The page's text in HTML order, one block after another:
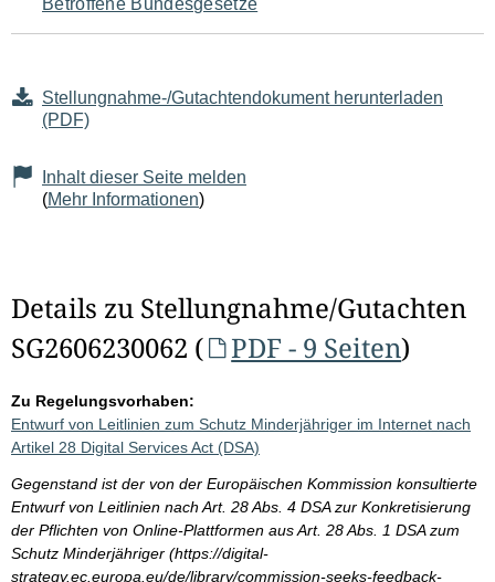
Seiteninhalt
Betroffene Bundesgesetze
Stellungnahme-/Gutachtendokument herunterladen
(PDF)
Inhalt dieser Seite melden
(Mehr Informationen)
Details zu Stellungnahme/Gutachten
SG2606230062 (
PDF - 9 Seiten)
Zu Regelungsvorhaben:
Entwurf von Leitlinien zum Schutz Minderjähriger im Internet nach
Artikel 28 Digital Services Act (DSA)
Gegenstand ist der von der Europäischen Kommission konsultierte
Entwurf von Leitlinien nach Art. 28 Abs. 4 DSA zur Konkretisierung
der Pflichten von Online-Plattformen aus Art. 28 Abs. 1 DSA zum
Schutz Minderjähriger (https://digital-
strategy.ec.europa.eu/de/library/commission-seeks-feedback-